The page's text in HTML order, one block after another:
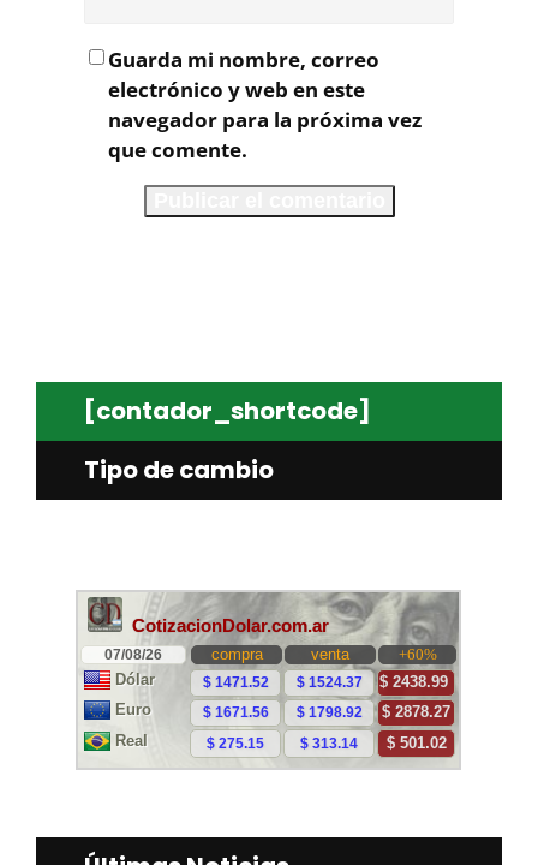
Guarda mi nombre, correo
electrónico y web en este
navegador para la próxima vez
que comente.
[contador_shortcode]
Tipo de cambio